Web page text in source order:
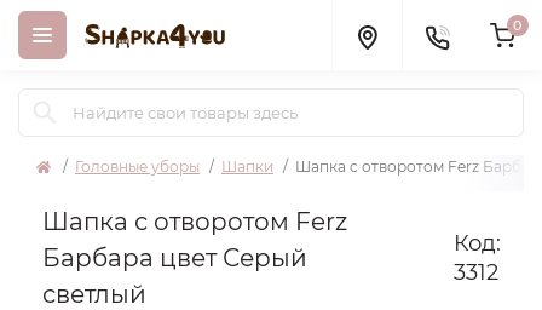
0
Головные уборы Шапки Шапка с отворотом Ferz
Шапка с отворотом Ferz
Барбара цвет Серый
светлый
Код:
3312